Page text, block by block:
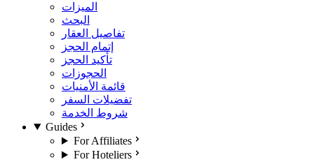
الميزات
البحث
تفاصيل العقار
إتمام الحجز
تأكيد الحجز
الحجوزات
قائمة الأمنيات
تفضيلات السفر
شروط الخدمة
Guides
For Affiliates
For Hoteliers